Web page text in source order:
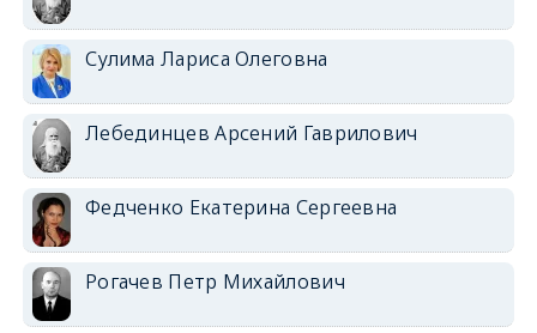
Сулима Лариса Олеговна
Лебединцев Арсений Гаврилович
Федченко Екатерина Сергеевна
Рогачев Петр Михайлович